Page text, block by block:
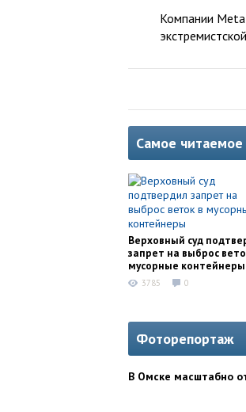
Компании
Самое
Верховный суд
запрет на выброс
мусорные контейнеры
3785 0
Фоторепортаж
В Омске масштабно